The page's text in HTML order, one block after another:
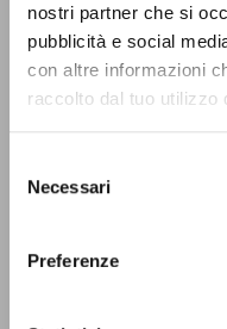
nostri partner che si
pubblicità e social
con altre informazioni
raccolto dal tuo utilizzo
delNecessari
Preferenze
Badurina PavaoTranslator
Giussani LuigiAuthor
Croatianbibliographic
languages, and